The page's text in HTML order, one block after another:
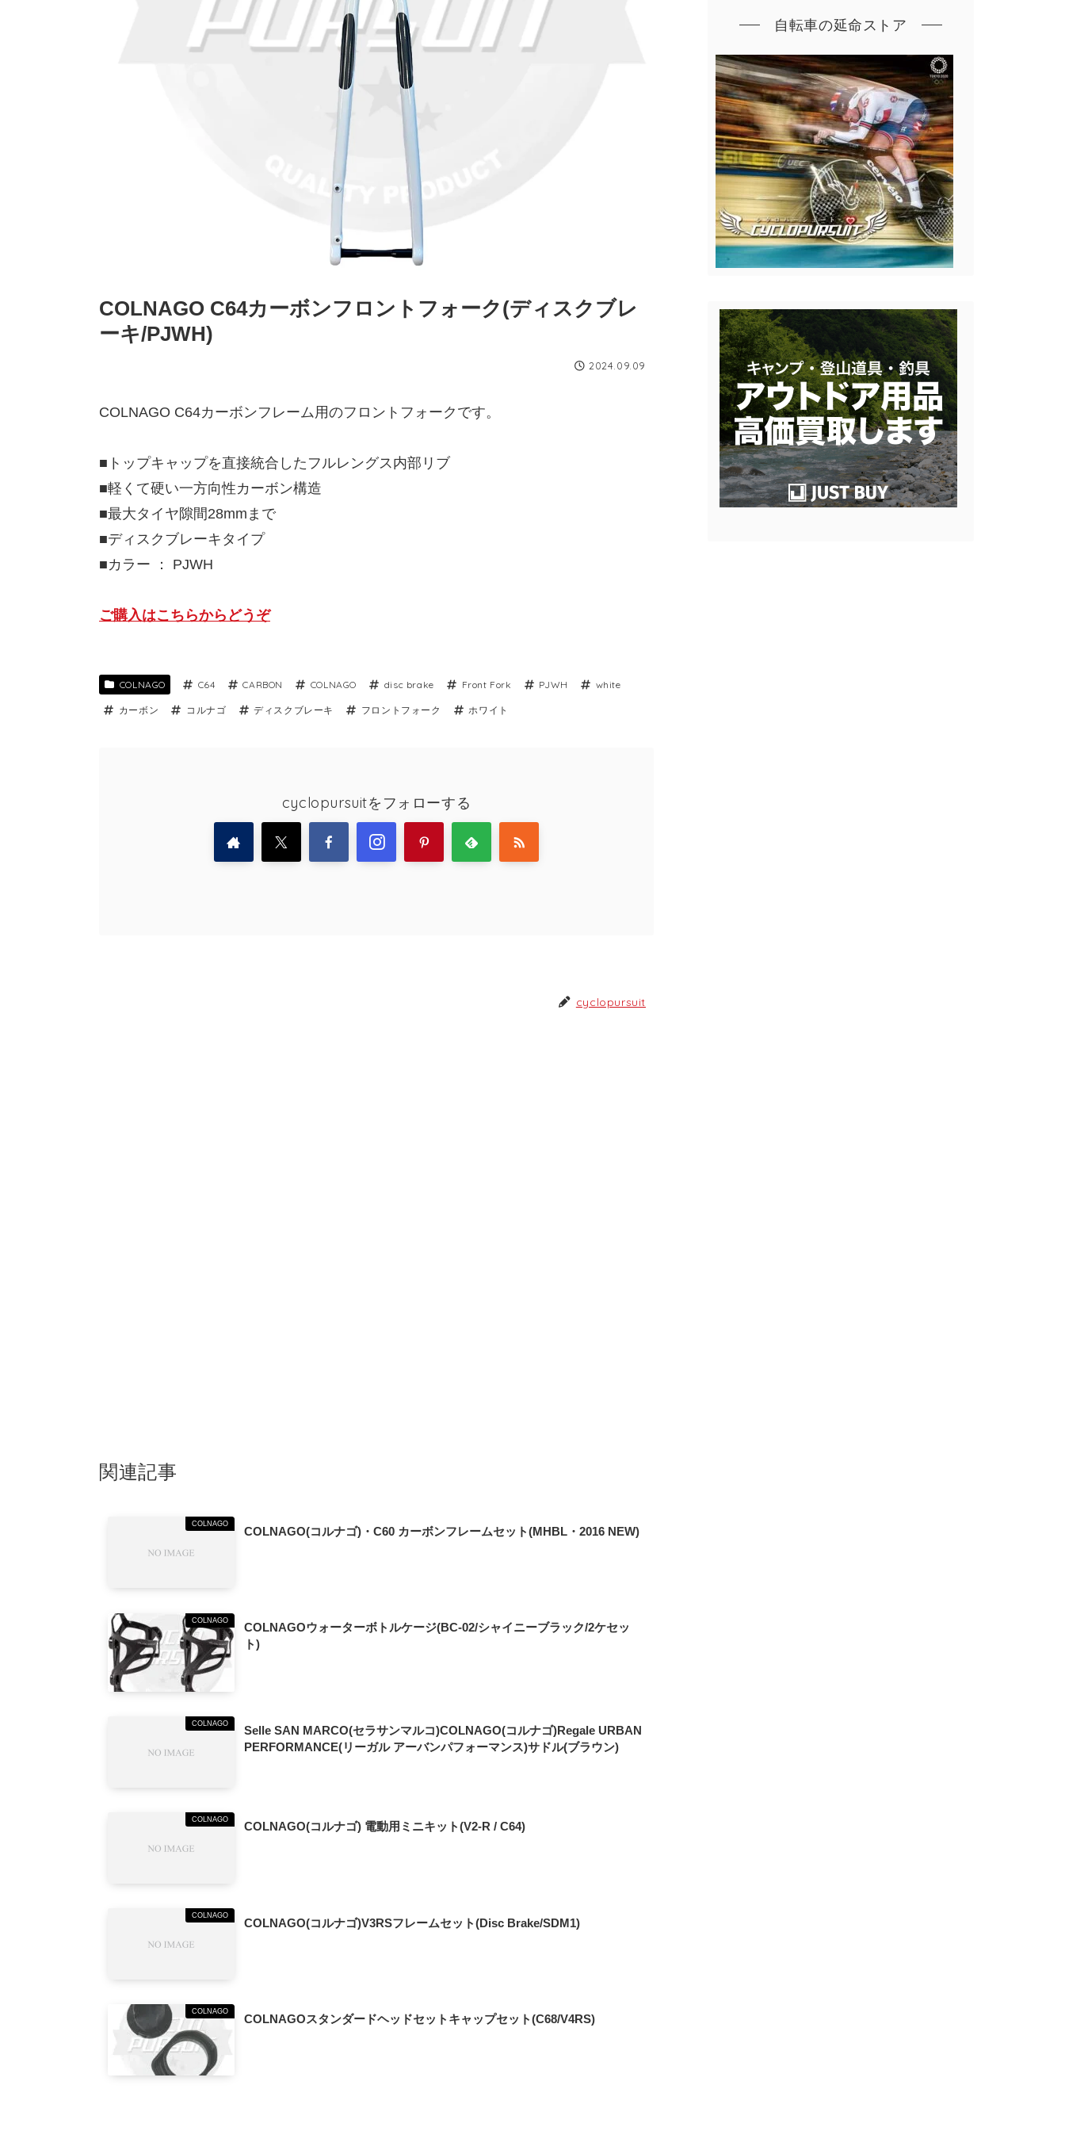
COLNAGO C64カーボンフロントフォーク(ディスクブレ
ーキ/PJWH)
2024.09.09
COLNAGO C64カーボンフレーム用のフロントフォークです。
■トップキャップを直接統合したフルレングス内部リブ
■軽くて硬い一方向性カーボン構造
■最大タイヤ隙間28mmまで
■ディスクブレーキタイプ
■カラー ： PJWH
ご購入はこちらからどうぞ
COLNAGO C64 CARBON COLNAGO disc brake Front Fork PJWH white
カーボン コルナゴ ディスクブレーキ フロントフォーク ホワイト
cyclopursuitをフォローする
cyclopursuit
関連記事
COLNAGO
COLNAGO(コルナゴ)・C60 カーボンフレームセット(MHBL・2016 NEW)
COLNAGO
COLNAGOウォーターボトルケージ(BC-02/シャイニーブラック/2ケセッ
ト)
COLNAGO
Selle SAN MARCO(セラサンマルコ)COLNAGO(コルナゴ)Regale URBAN
PERFORMANCE(リーガル アーバンパフォーマンス)サドル(ブラウン)
COLNAGO
COLNAGO(コルナゴ) 電動用ミニキット(V2-R / C64)
COLNAGO
COLNAGO(コルナゴ)V3RSフレームセット(Disc Brake/SDM1)
COLNAGO
COLNAGOスタンダードヘッドセットキャップセット(C68/V4RS)
自転車の延命ストア